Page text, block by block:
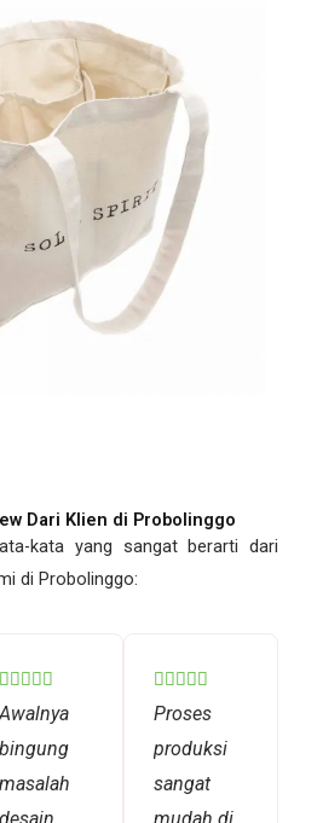
Dari Klien di Probolinggo
kata yang sangat berarti dari
di Probolinggo:
    Rated
5
out
of
Awalnya
bingung
masalah
    
5
out
of
Proses
produksi
sangat